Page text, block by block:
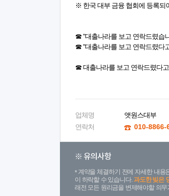
※ 한국 대부 금융 협회에 등록되
☎ "대출나라를 보고 연락드렸습
☎ "대출나라를 보고 연락드렸다
☎ 대출나라를 보고 연락드렸다
업체명
앳원스대부
연락처
010-8866-
※ 유의사항
계약을 체결하기 전에 자세한 내용
이 하락할 수 있습니다.과도한 빚은
래전 모든 원리금을 변제해야할 의